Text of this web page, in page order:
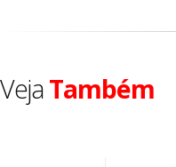
VejaTambém